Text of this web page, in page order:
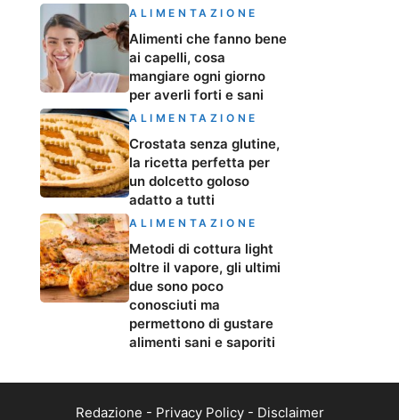
ALIMENTAZIONE
Alimenti che fanno bene
ai capelli, cosa
mangiare ogni giorno
per averli forti e sani
ALIMENTAZIONE
Crostata senza glutine,
la ricetta perfetta per
un dolcetto goloso
adatto a tutti
ALIMENTAZIONE
Metodi di cottura light
oltre il vapore, gli ultimi
due sono poco
conosciuti ma
permettono di gustare
alimenti sani e saporiti
Redazione - Privacy Policy- Disclaimer